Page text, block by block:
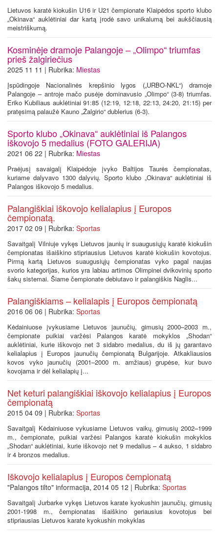
Lietuvos karatė kiokušin U16 ir U21 čempionate Klaipėdos sporto klubo
„Okinava“ auklėtiniai dar kartą įrodė savo unikalumą bei aukščiausią
meistriškumą.
Kosminėje dramoje Palangoje – „Olimpo“ triumfas
prieš žalgiriečius
2025 11 11 | Rubrika: Miestas
Įspūdingoje Nacionalinės krepšinio lygos („URBO-NKL“) dramoje
Palangoje – antroje mačo pusėje dominavusio „Olimpo“ (3-8) triumfas.
Eriko Kubiliaus auklėtiniai 91:85 (12:19, 12:18, 22:13, 24:20, 21:15) per
pratęsimą palaužė Kauno „Žalgirio“ dublerius (6-3).
Sporto klubo „Okinava“ auklėtiniai iš Palangos
iškovojo 5 medalius (FOTO GALERIJA)
2021 06 22 | Rubrika: Miestas
Praėjusį savaigalį Klaipėdoje įvyko Baltijos Taurės čempionatas,
kuriame dalyvavo 1300 dalyvių. Sporto klubo „Okinava“ auklėtiniai iš
Palangos iškovojo 5 medalius.
Palangiškiai iškovojo kelialapius į Europos
čempionatą.
2017 02 09 | Rubrika: Sportas
Savaitgalį Vilniuje vykęs Lietuvos jaunių ir suaugusiųjų karatė kiokušin
čempionatas išaiškino stipriausius Lietuvos karatė kiokušin kovotojus.
Pirmą kartą Lietuvos suaugusiųjų čempionatas vyko pagal naujas
svorio kategorijas, kurios yra labiau artimos Olimpinei dvikovinių sporto
šakų sistemai. Šiame čempionate debiutavo ir palangiškis Naglis...
Palangiškiams – kelialapis į Europos čempionatą
2016 06 06 | Rubrika: Sportas
Kėdainiuose įvykusiame Lietuvos jaunučių, gimusių 2000–2003 m.,
čempionate puikiai varžėsi Palangos karatė mokyklos „Shodan“
auklėtiniai, kurie iškovojo net 3 sidabro medalius, du iš jų garantavo
kelialapius į Europos jaunučių čempionatą Bulgarijoje. Atkakliausios
kovos vyko jaunučių (2001–2000 m. amžiaus) grupėse, kur buvo
kovojama ir dėl kelialapių į...
Net keturi palangiškiai iškovojo kelialapius į Europos
čempionatą
2015 04 09 | Rubrika: Sportas
Savaitgalį Kėdainiuose vykusiame Lietuvos vaikų, gimusių 2002–1999
m., čempionate, puikiai varžėsi Palangos karatė kiokušin mokyklos
„Shodan“ auklėtiniai, kurie iškovojo net 9 medalius – 4 aukso, 1 sidabro
ir 4 bronzos medalius.
Iškovojo kelialapius į Europos čempionatą
"Palangos tilto" informacija, 2014 05 12 | Rubrika: Sportas
Savaitgalį Jurbarke vykęs Lietuvos karate kyokushin jaunučių, gimusių
2001-1998 m., čempionatas išaiškino geriausius kovotojus bei
stipriausias Lietuvos karate kyokushin mokyklas